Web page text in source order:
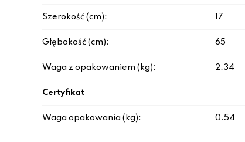
Szerokość (cm): 17
Głębokość (cm): 65
Waga z opakowaniem (kg): 2.34
Certyfikat
Waga opakowania (kg): 0.54